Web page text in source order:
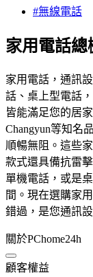
#無線電話
家用電話總
家用電話，通訊
話、桌上型電話
皆能滿足您的居
Changyun等知名
順暢無阻。這些
款式還具備抗雷
單機電話，或是
間。現在選購家
錯過，是您通訊
關於PChome24h
顧客權益